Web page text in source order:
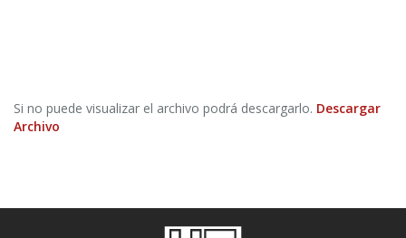
Si no puede visualizar el archivo podrá descargarlo. Descargar
Archivo